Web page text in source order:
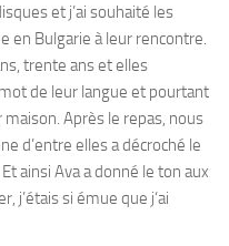
et j’ai souhaité les
en Bulgarie à leur rencontre.
trente ans et elles
de leur langue et pourtant
Après le repas, nous
d’entre elles a décroché le
ainsi Ava a donné le ton aux
j’étais si émue que j‘ai